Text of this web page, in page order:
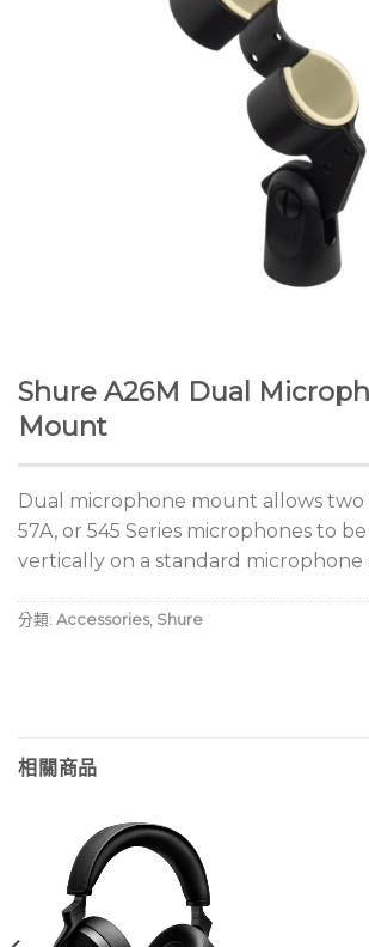
Shure A26M Dual
Mount
Dual microphone mount allows two
57A, or 545 Series microphones to
vertically on a standard microphone
分類: Accessories, Shure
相關商品